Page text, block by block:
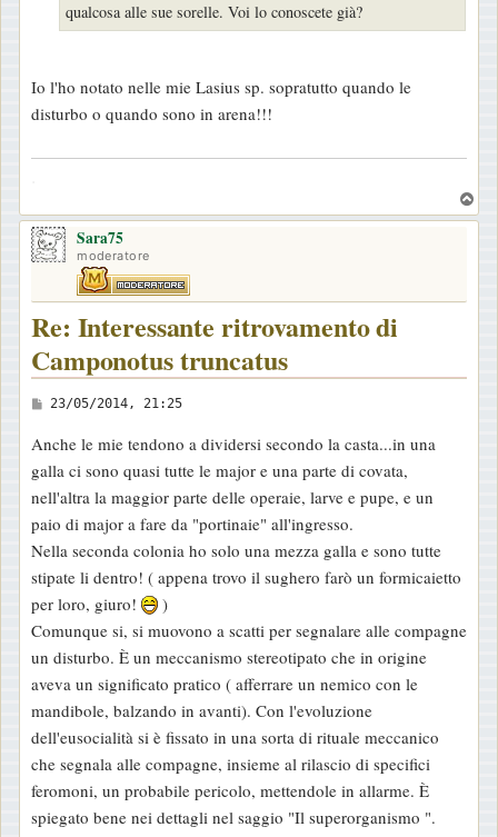
qualcosa alle sue sorelle. Voi lo conoscete già?
Io l'ho notato nelle mie Lasius sp. sopratutto quando le
disturbo o quando sono in arena!!!
o
Sara75
moderatore
Re: Interessante ritrovamento di
Camponotus truncatus
M
s
s
a
g
g
i
o
23/05/2014, 21:25
Anche le mie tendono a dividersi secondo la casta...in una
galla ci sono quasi tutte le major e una parte di covata,
nell'altra la maggior parte delle operaie, larve e pupe, e un
paio di major a fare da "portinaie" all'ingresso.
Nella seconda colonia ho solo una mezza galla e sono tutte
stipate li dentro! ( appena trovo il sughero farò un formicaietto
per loro, giuro!
)
Comunque si, si muovono a scatti per segnalare alle compagne
un disturbo. È un meccanismo stereotipato che in origine
aveva un significato pratico ( afferrare un nemico con le
mandibole, balzando in avanti). Con l'evoluzione
dell'eusocialità si è fissato in una sorta di rituale meccanico
che segnala alle compagne, insieme al rilascio di specifici
feromoni, un probabile pericolo, mettendole in allarme. È
spiegato bene nei dettagli nel saggio "Il superorganismo ".